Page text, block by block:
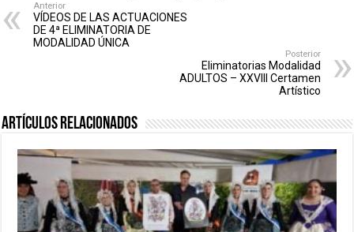
Anterior
VÍDEOS DE LAS ACTUACIONES
DE 4ª ELIMINATORIA DE
MODALIDAD ÚNICA
Posterior
Eliminatorias Modalidad
ADULTOS – XXVIII Certamen
Artístico
Artículos relacionados